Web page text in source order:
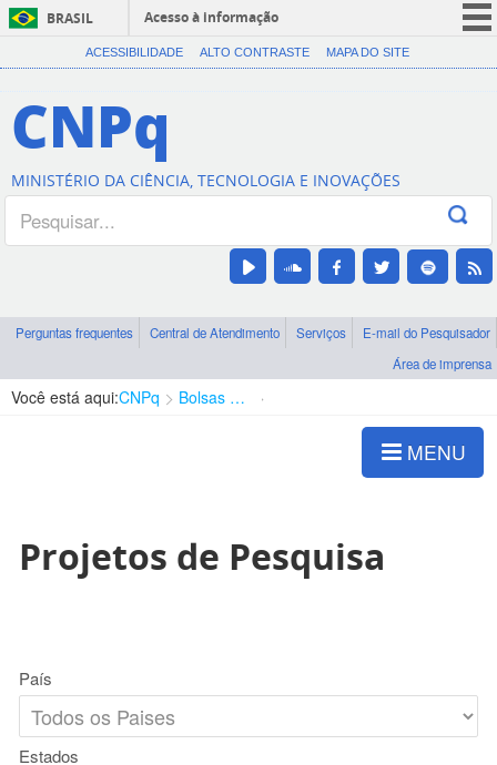
BRASIL
Acesso à informação
CORONAVÍRUS (COVID-19)
Canais
ACESSIBILIDADE ALTO CONTRASTE MAPA DO SITE
CNPq
MINISTÉRIO DA CIÊNCIA, TECNOLOGIA E INOVAÇÕES
Perguntas frequentes Central de Atendimento Serviços
E-mail do Pesquisador
Área de imprensa
Você está aqui:CNPq Bolsas e Auxílios Vigentes
MENU
Projetos de Pesquisa
País
Estados